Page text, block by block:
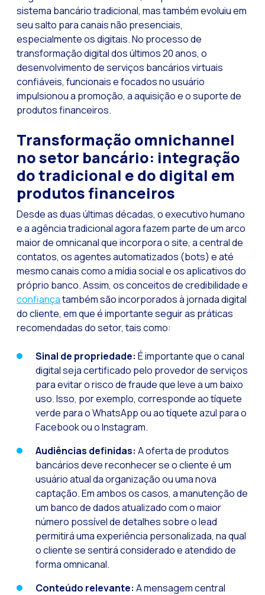
Atendimento ao
Comércio
Como digitalizar
Novas tecnologias
Qual é a
Como melhorar a
Desafios para o
Inteligência
Automatize a
Gerenciamento
Maximize suas
Inovando a
Simplifique os
Aproximar
Recuperação de
Bots, IA e
Otimize o
Fluxos do
Seasonalities:
O novo ponto de
sistema bancário tradicional, mas também evoluiu em
seu salto para canais não presenciais,
especialmente os digitais. No processo de
transformação digital dos últimos 20 anos, o
desenvolvimento de serviços bancários virtuais
confiáveis, funcionais e focados no usuário
impulsionou a promoção, a aquisição e o suporte de
produtos financeiros.
Transformação omnichannel
no setor bancário: integração
do tradicional e do digital em
produtos financeiros
Desde as duas últimas décadas, o executivo humano
e a agência tradicional agora fazem parte de um arco
maior de omnicanal que incorpora o site, a central de
contatos, os agentes automatizados (bots) e até
mesmo canais como a mídia social e os aplicativos do
próprio banco. Assim, os conceitos de credibilidade e
confiançatambém são incorporados à jornada digital
do cliente, em que é importante seguir as práticas
recomendadas do setor, tais como:
Sinal de propriedade: É importante que o canal
digital seja certificado pelo provedor de serviços
para evitar o risco de fraude que leve a um baixo
uso. Isso, por exemplo, corresponde ao tíquete
verde para o WhatsApp ou ao tíquete azul para o
Facebook ou o Instagram.
Audiências definidas: A oferta de produtos
bancários deve reconhecer se o cliente é um
usuário atual da organização ou uma nova
captação. Em ambos os casos, a manutenção de
um banco de dados atualizado com o maior
número possível de detalhes sobre o lead
permitirá uma experiência personalizada, na qual
o cliente se sentirá considerado e atendido de
forma omnicanal.
Conteúdo relevante: A mensagem central